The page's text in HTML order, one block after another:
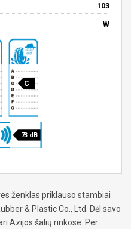
103
W
C
73 dB
ženklas priklauso stambiai
& Plastic Co., Ltd. Dėl savo
Azijos šalių rinkose. Per